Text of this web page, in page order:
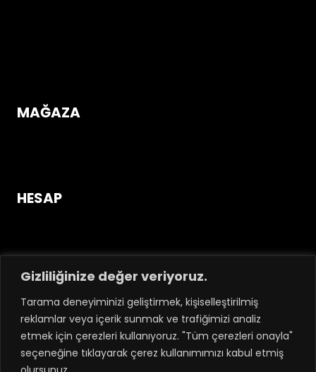
Gizliliğinize değer veriyoruz.
Tarama deneyiminizi geliştirmek, kişiselleştirilmiş
reklamlar veya içerik sunmak ve trafiğimizi analiz
etmek için çerezleri kullanıyoruz. "Tüm çerezleri onayla"
seçeneğine tıklayarak çerez kullanımımızı kabul etmiş
MAĞAZA
HESAP
Sipariş Takip
Hakkımızda
İletişim